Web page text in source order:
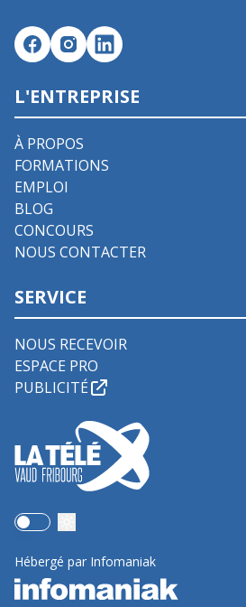
L'ENTREPRISE
À PROPOS
FORMATIONS
EMPLOI
BLOG
CONCOURS
NOUS CONTACTER
SERVICE
NOUS RECEVOIR
ESPACE PRO
PUBLICITÉ
Use setting
Hébergé par Infomaniak